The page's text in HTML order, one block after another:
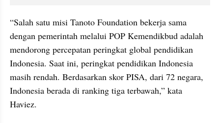
“Salah satu misi Tanoto Foundation bekerja sama
dengan pemerintah melalui POP Kemendikbud adalah
mendorong percepatan peringkat global pendidikan
Indonesia. Saat ini, peringkat pendidikan Indonesia
masih rendah. Berdasarkan skor PISA, dari 72 negara,
Haviez.